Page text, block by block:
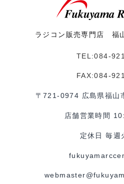
ラジコン販売専門店 福
TEL:084-
FAX:084-
〒721-0974 広島県福山
店舗営業時間
定休日 毎週